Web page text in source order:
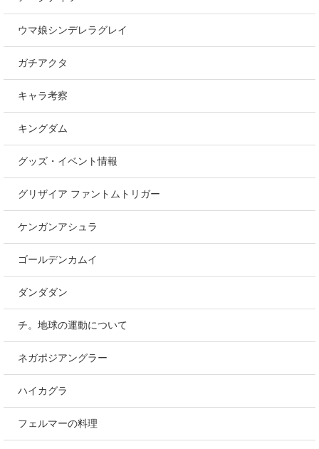
ウマ娘シンデレラグレイ
ガチアクタ
キャラ考察
キングダム
グッズ・イベント情報
グリザイア ファントムトリガー
ケンガンアシュラ
ゴールデンカムイ
ダンダダン
チ。地球の運動について
ネガポジアングラー
ハイカグラ
フェルマーの料理